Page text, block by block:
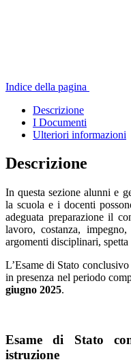
Indice della pagina
Descrizione
I Documenti
Ulteriori informazioni
Descrizione
In questa sezione alunni e
la scuola e i docenti
adeguata preparazione il
lavoro, costanza,
argomenti disciplinari,
L’Esame di Stato
in presenza nel periodo
giugno 2025.
Esame di Stato
istruzione